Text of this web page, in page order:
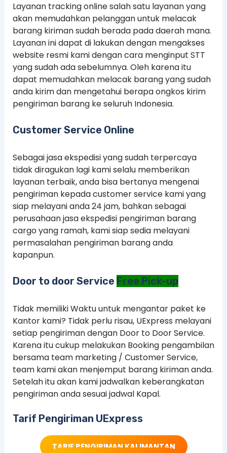
Layanan tracking online salah satu layanan yang
akan memudahkan pelanggan untuk melacak
barang kiriman sudah berada pada daerah mana.
Layanan ini dapat di lakukan dengan mengakses
website resmi kami dengan cara menginput STT
yang sudah ada sebelumnya. Oleh karena itu
dapat memudahkan melacak barang yang sudah
anda kirim dan mengetahui berapa ongkos kirim
pengiriman barang ke seluruh Indonesia.
Customer Service Online
Sebagai jasa ekspedisi yang sudah terpercaya
tidak diragukan lagi kami selalu memberikan
layanan terbaik, anda bisa bertanya mengenai
pengiriman kepada customer service kami yang
siap melayani anda 24 jam, bahkan sebagai
perusahaan jasa ekspedisi pengiriman barang
cargo yang ramah, kami siap sedia melayani
permasalahan pengiriman barang anda
kapanpun.
Door to door Service Free Pick-up
Tidak memiliki Waktu untuk mengantar paket ke
Kantor kami? Tidak perlu risau, UExpress melayani
setiap pengiriman dengan Door to Door Service.
Karena itu cukup melakukan Booking pengambilan
bersama team marketing / Customer Service,
team kami akan menjemput barang kiriman anda.
Setelah itu akan kami jadwalkan keberangkatan
pengiriman anda sesuai jadwal Kapal.
Tarif Pengiriman UExpress
TARIF PENGIRIMAN KALIMANTAN